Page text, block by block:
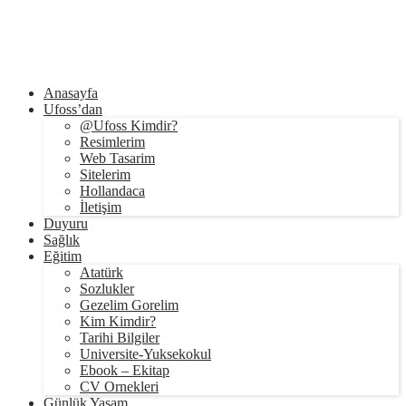
Anasayfa
Ufoss’dan
@Ufoss Kimdir?
Resimlerim
Web Tasarim
Sitelerim
Hollandaca
İletişim
Duyuru
Sağlık
Eğitim
Atatürk
Sozlukler
Gezelim Gorelim
Kim Kimdir?
Tarihi Bilgiler
Universite-Yuksekokul
Ebook – Ekitap
CV Ornekleri
Günlük Yaşam